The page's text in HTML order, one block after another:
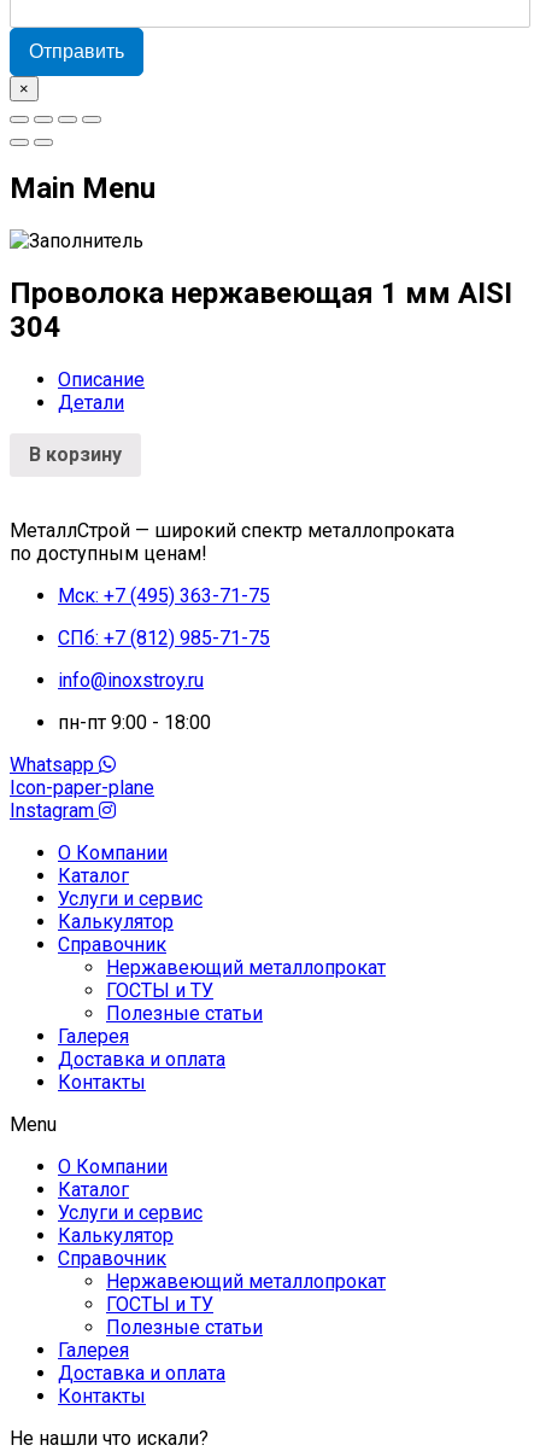
Отправить
×
Main Menu
Проволока нержавеющая 1 мм AISI
304
Описание
Детали
В корзину
МеталлСтрой — широкий спектр металлопроката
по доступным ценам!
Мск: +7 (495) 363-71-75
СПб: +7 (812) 985-71-75
info@inoxstroy.ru
пн-пт 9:00 - 18:00
Whatsapp
Icon-paper-plane
Instagram
О Компании
Каталог
Услуги и сервис
Калькулятор
Справочник
Нержавеющий металлопрокат
ГОСТЫ и ТУ
Полезные статьи
Галерея
Доставка и оплата
Контакты
Menu
О Компании
Каталог
Услуги и сервис
Калькулятор
Справочник
Нержавеющий металлопрокат
ГОСТЫ и ТУ
Полезные статьи
Галерея
Доставка и оплата
Контакты
Не нашли что искали?